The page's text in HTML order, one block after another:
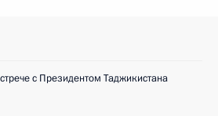
с Президентом Таджикистана